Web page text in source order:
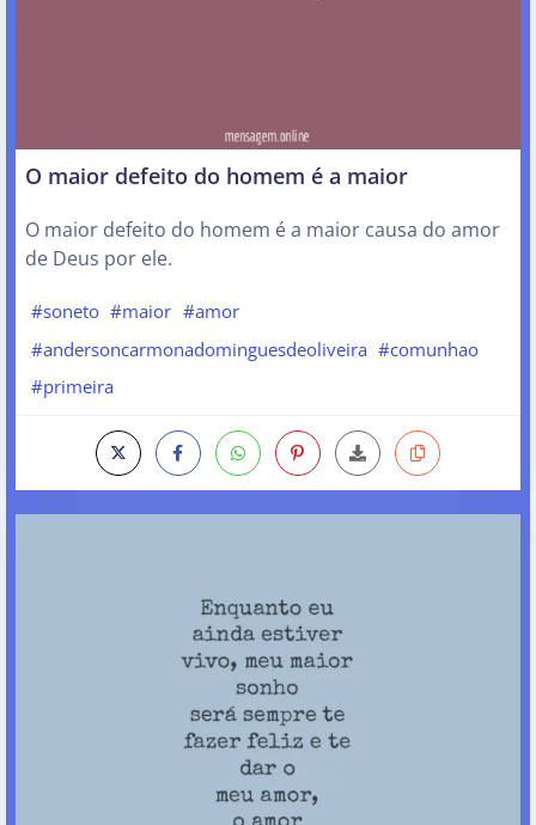
O maior defeito do homem é a maior
O maior defeito do homem é a maior causa do amor
de Deus por ele.
#soneto #maior #amor
#andersoncarmonadominguesdeoliveira #comunhao
#primeira